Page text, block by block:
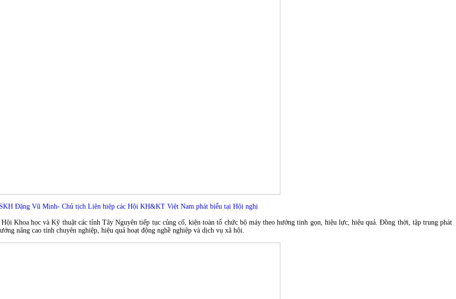
Đặng Vũ Minh- Chủ tịch Liên hiệp các Hội KH&KT Việt Nam phát biểu tại Hội nghị
Khoa học và Kỹ thuật các tỉnh Tây Nguyên tiếp tục củng cố, kiện toàn tổ chức bộ máy theo hướng tinh gọn, hiệu lực, hiệu quả. Đồng thời, tập trung phát
nâng cao tính chuyên nghiệp, hiệu quả hoạt động nghề nghiệp và dịch vụ xã hội.